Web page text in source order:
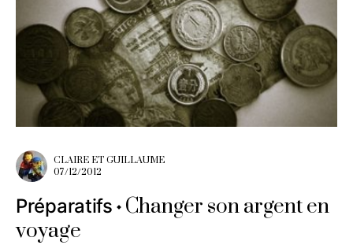
CLAIRE ET GUILLAUME
07/12/2012
Préparatifs
Changer son argent en
voyage